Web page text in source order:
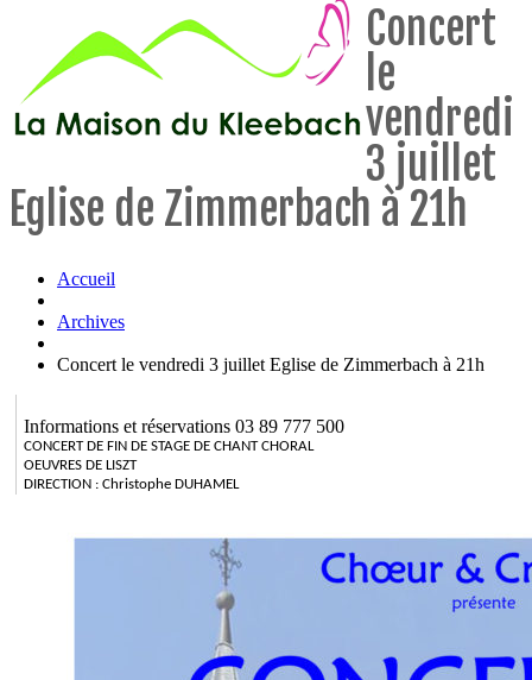
Concert
le
vendredi
3 juillet
Eglise de Zimmerbach à 21h
Accueil
Archives
Concert le vendredi 3 juillet Eglise de Zimmerbach à 21h
Informations et réservations 03 89 777 500
CONCERT DE FIN DE STAGE DE CHANT CHORAL
OEUVRES DE LISZT
DIRECTION : Christophe DUHAMEL